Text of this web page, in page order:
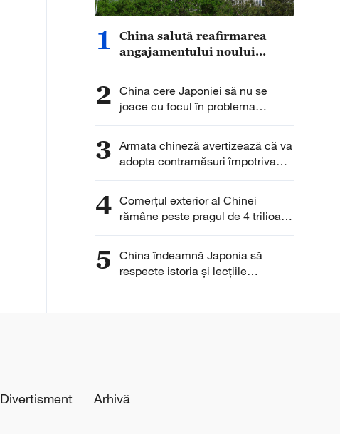
1
China salută reafirmarea
angajamentului noului
singure Chine
2 China cere Japoniei să nu se
joace cu focul în problema
armelor nucleare
3 Armata chineză avertizează că va
adopta contramăsuri împotriva
provocărilor din Marea Chinei de
4 Comerțul exterior al Chinei
rămâne peste pragul de 4 trilioane
de yuani pentru a cincea lună
5
China îndeamnă Japonia să
respecte istoria și lecțiile
Divertisment Arhivă